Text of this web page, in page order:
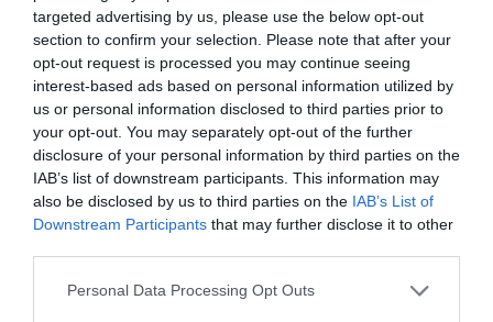
targeted advertising by us, please use the below opt-out
section to confirm your selection. Please note that after your
opt-out request is processed you may continue seeing
interest-based ads based on personal information utilized by
us or personal information disclosed to third parties prior to
your opt-out. You may separately opt-out of the further
disclosure of your personal information by third parties on the
IAB’s list of downstream participants. This information may
also be disclosed by us to third parties on the IAB’s List of
Downstream Participants that may further disclose it to other
Personal Data Processing Opt Outs
καθυστέρηση της τάξης των 5 λεπτών.
Άρθρο 11
Με το κλείσιμο του χρονικού ορίου του κάθε αγώνα, οι
δρομείς σταματάνε στο σημείο που βρίσκονται και θα
καταμετρηθεί και η απόσταση που έχουν διανύσει στο
τελευταίο γύρο μέχρι το σημείο που έχουν σταματήσει.